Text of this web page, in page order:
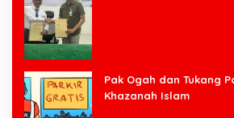
Pak Ogah dan Tukang
Khazanah Islam